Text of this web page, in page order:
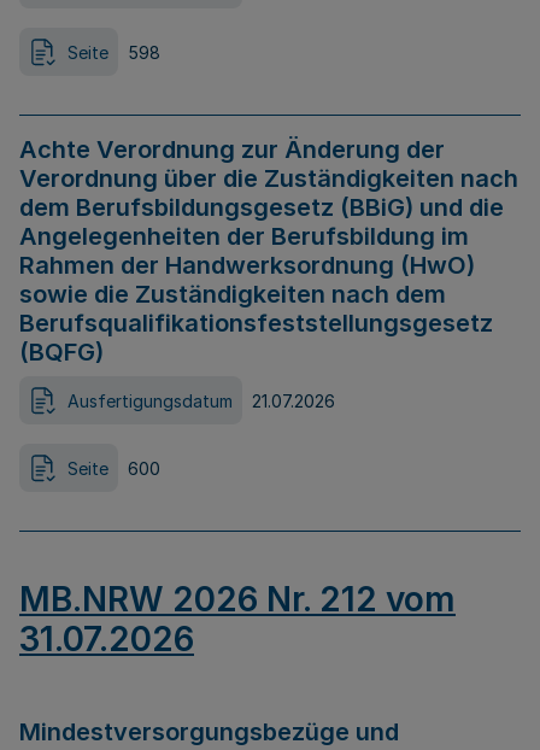
Seite 598
Achte Verordnung zur Änderung der
Verordnung über die Zuständigkeiten nach
dem Berufsbildungsgesetz (BBiG) und die
Angelegenheiten der Berufsbildung im
Rahmen der Handwerksordnung (HwO)
sowie die Zuständigkeiten nach dem
Berufsqualifikationsfeststellungsgesetz
(BQFG)
Ausfertigungsdatum 21.07.2026
Seite 600
MB.NRW 2026 Nr. 212 vom
31.07.2026
Mindestversorgungsbezüge und